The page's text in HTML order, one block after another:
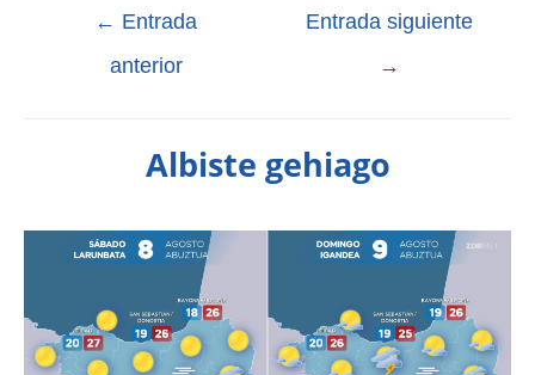
← Entrada
anterior
Entrada siguiente
→
Albiste gehiago